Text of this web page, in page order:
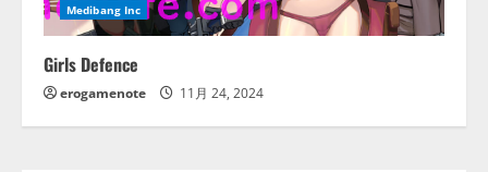
Medibang Inc
Girls Defence
erogamenote 11月 24, 2024